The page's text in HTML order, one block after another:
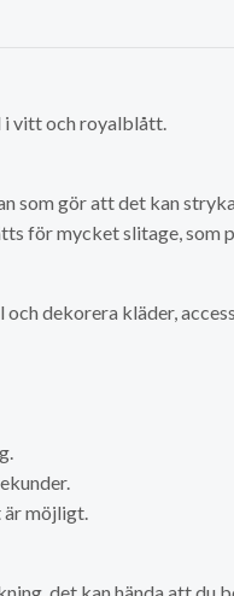
vitt och royalblått.
som gör att det kan
för mycket slitage, som
dekorera kläder,
är möjligt.